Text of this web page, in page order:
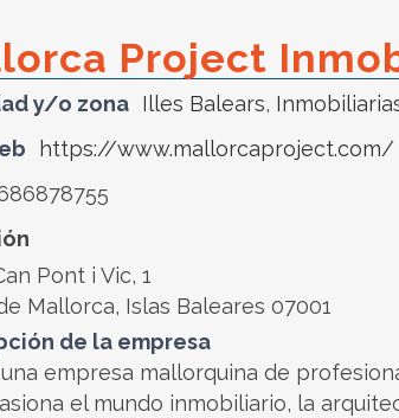
Project
y/o zona Illes Balears,
https://www.mallorcaproject.com/
Pont i Vic, 1
Mallorca, Islas Baleares 07001
de la empresa
empresa mallorquina de
el mundo inmobiliario, la